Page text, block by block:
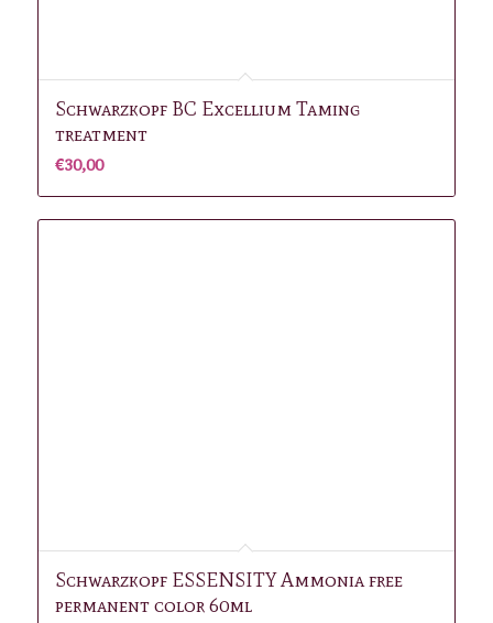
Schwarzkopf BC Excellium Taming
treatment
€30,00
Schwarzkopf ESSENSITY Ammonia free
permanent color 60ml